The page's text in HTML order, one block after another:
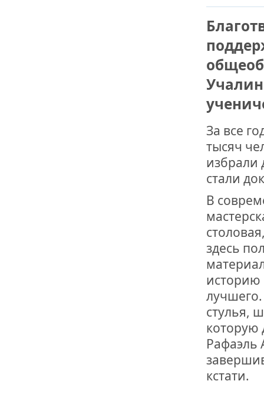
ПОЖАРОВ
ДРУЖБА НЕ
ВСТРЕЧА
В ДОМЕ
ВНОВЬ О
ДВА
ДО
ЛЮБОЙ
ИНТЕРВЬЮ
«ВЕТЕРАН
МЕМОРИАЛ
ОТМЕТИЛА
РОССИИ
За все
тысяч
избрали
стали
В
здесь
историю
стулья,
которую
Рафаэль
кстати.